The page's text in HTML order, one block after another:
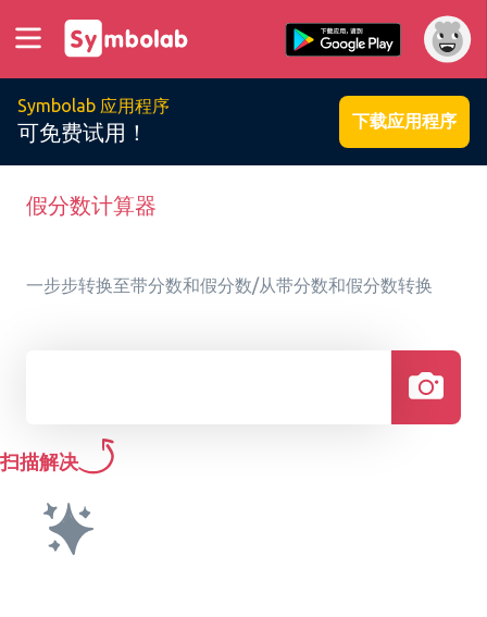
Symbolab 应用程序
可免费试用！ 下载应用程序
假分数计算器
一步步转换至带分数和假分数/从带分数和假分数转换
扫描解决